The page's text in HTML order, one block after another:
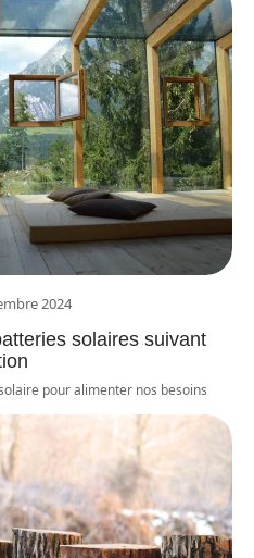
2024
solaires suivant
pour alimenter nos besoins